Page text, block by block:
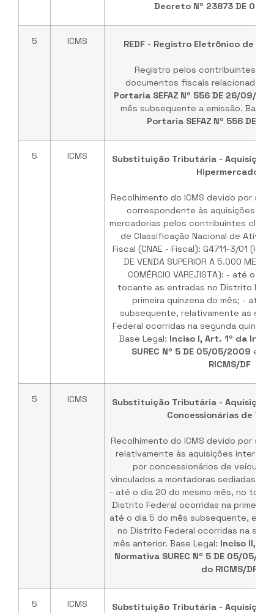
Decreto Nº 23873 DE 03/
5 ICMS REDF - Registro Eletrônico de
Registro pelos contribuintes
documentos fiscais relacionados
Portaria SEFAZ Nº 556 DE 26/09/
mês subsequente a emissão. Base
Portaria SEFAZ Nº 556 DE
5 ICMS
Substituição Tributária -
Hipermercados
Recolhimento do ICMS devido por
correspondente às aquisições
mercadorias pelos contribuintes
de Classificação Nacional de
Fiscal (CNAE - Fiscal): G4711-3/01
DE VENDA SUPERIOR A 5.000
COMÉRCIO VAREJISTA): - até o
tocante as entradas no Distrito
primeira quinzena do mês; - até o
subsequente, relativamente as
Federal ocorridas na segunda
Base Legal: Inciso I, Art. 1º da
SUREC Nº 5 DE 05/05/2009 e
RICMS/DF
5 ICMS
Substituição Tributária -
Concessionárias de
Recolhimento do ICMS devido por
relativamente às aquisições
por concessionários de veículos
vinculados a montadoras sediadas no
- até o dia 20 do mesmo mês, no
Distrito Federal ocorridas na primeira
até o dia 5 do mês subsequente, em
no Distrito Federal ocorridas na
mês anterior. Base Legal: Inciso II,
Normativa SUREC Nº 5 DE 05/05/
do RICMS/DF
5 ICMS Substituição Tributária -